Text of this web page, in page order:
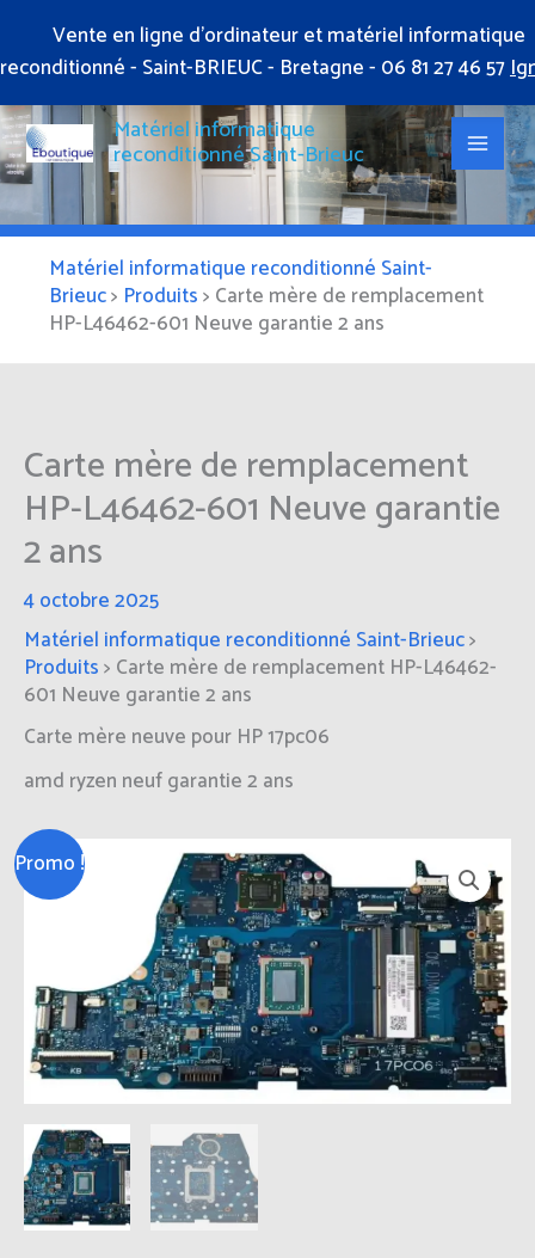
Vente en ligne d'ordinateur et matériel informatique
reconditionné - Saint-BRIEUC - Bretagne - 06 81 27 46 57
contenu
Matériel informatique
reconditionné Saint-Brieuc
Matériel informatique reconditionné Saint-
Brieuc> Produits> Carte mère de remplacement
HP-L46462-601 Neuve garantie 2 ans
Carte mère de remplacement
HP-L46462-601 Neuve garantie
2 ans
4 octobre 2025
Matériel informatique reconditionné Saint-Brieuc>
Produits> Carte mère de remplacement HP-L46462-
601 Neuve garantie 2 ans
Carte mère neuve pour HP 17pc06
amd ryzen neuf garantie 2 ans
Promo ! Le
prix
initial
était :
100,00€.
Le
prix
actuel
est :
80,00€.
quantité
de
de
remplacement
HP-
L46462-
601
Neuve
garantie
2
ans